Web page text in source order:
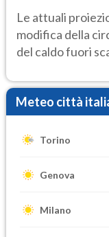
Le attuali
modifica della
del caldo fuori
Meteo città
Torino
Genova
Milano